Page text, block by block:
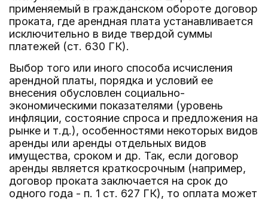
применяемый в гражданском обороте договор
проката, где арендная плата устанавливается
исключительно в виде твердой суммы
платежей (ст. 630 ГК).
Выбор того или иного способа исчисления
арендной платы, порядка и условий ее
внесения обусловлен социально-
экономическими показателями (уровень
инфляции, состояние спроса и предложения на
рынке и т.д.), особенностями некоторых видов
аренды или аренды отдельных видов
имущества, сроком и др. Так, если договор
аренды является краткосрочным (например,
договор проката заключается на срок до
одного года - п. 1 ст. 627 ГК), то оплата может